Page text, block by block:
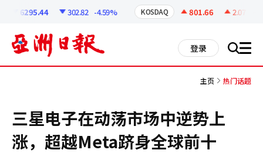
6295.44 302.82 -4.59% KOSDAQ 801.66 2.07
登录 搜 all
主页 热门话题
三星电子在动荡市场中逆势上
涨，超越Meta跻身全球前十